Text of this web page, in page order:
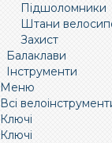
Підшоломники
Штани
Захист
Балаклави
Інструменти
Меню
Всі
Ключі
Ключі